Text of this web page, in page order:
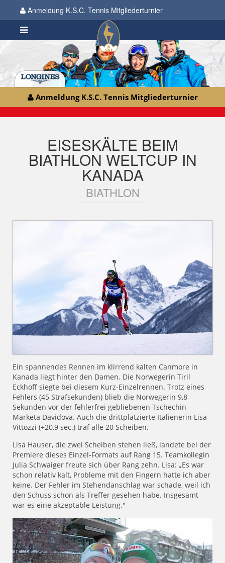
Anmeldung K.S.C. Tennis Mitgliederturnier
Anmeldung K.S.C. Tennis Mitgliederturnier
EISESKÄLTE BEIM
BIATHLON WELTCUP IN
KANADA
BIATHLON
Ein spannendes Rennen im klirrend kalten Canmore in
Kanada liegt hinter den Damen. Die Norwegerin Tiril
Eckhoff siegte bei diesem Kurz-Einzelrennen. Trotz eines
Fehlers (45 Strafsekunden) blieb die Norwegerin 9,8
Sekunden vor der fehlerfrei gebliebenen Tschechin
Marketa Davidova. Auch die drittplatzierte Italienerin Lisa
Vittozzi (+20,9 sec.) traf alle 20 Scheiben.
Lisa Hauser, die zwei Scheiben stehen ließ, landete bei der
Premiere dieses Einzel-Formats auf Rang 15. Teamkollegin
Julia Schwaiger freute sich über Rang zehn. Lisa: „Es war
schon relativ kalt, Probleme mit den Fingern hatte ich aber
keine. Der Fehler im Stehendanschlag war schade, weil ich
den Schuss schon als Treffer gesehen habe. Insgesamt
war es eine akzeptable Leistung."